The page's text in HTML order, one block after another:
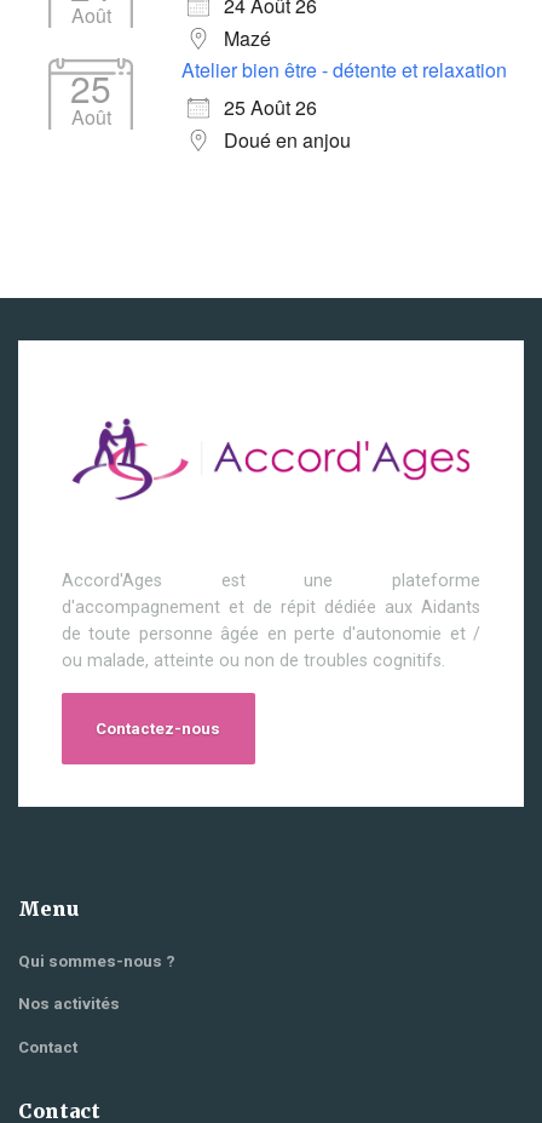
Août
Mazé
25
Août
Atelier bien être - détente et relaxation
25 Août 26
Doué en anjou
Accord'Ages est une plateforme
d'accompagnement et de répit dédiée aux Aidants
de toute personne âgée en perte d'autonomie et /
ou malade, atteinte ou non de troubles cognitifs.
Contactez-nous
Menu
Qui sommes-nous ?
Nos activités
Contact
Contact